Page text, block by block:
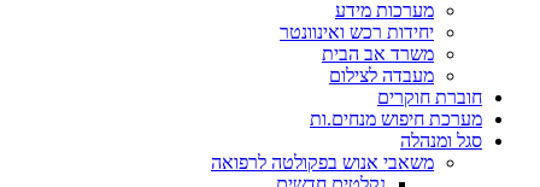
מערכות מידע
יחידות רכש ואינוונטר
משרד אב הבית
מעבדה לצילום
חוברת חוקרים
מערכת חיפוש מנחים.ות
סגל ומנהלה
משאבי אנוש בפקולטה לרפואה